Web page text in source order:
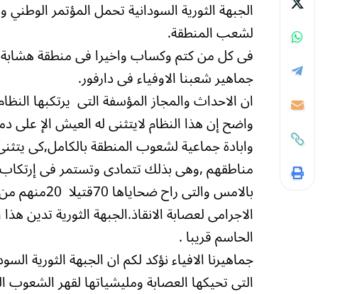
الجبهة الثورية السودانية تحمل المؤتمر الوطني
لشعب المنطقة.
فى كل من كتم وكساب واخيرا فى منطقة هشابة
جماهير شعبنا الاوفياء فى دارفور.
ان الاحداث والمجاز المؤسفة التى يرتكبها
واضح إن هذا النظام لايتثنى له العيش الإ على
وابادة جماعية لشعوب المنطقة بالكامل,كى
مناطقهم ,وهى بذلك تتمادى وتستمر فى
الاجرامى لعصابة الانقاذ.الجبهة الثورية تدين
الحاسم قريبا .
جماهيرنا الافياء نؤكد لكم ان الجبهة الثورية
التى تحيكها العصابة ومليشياتها لقهر